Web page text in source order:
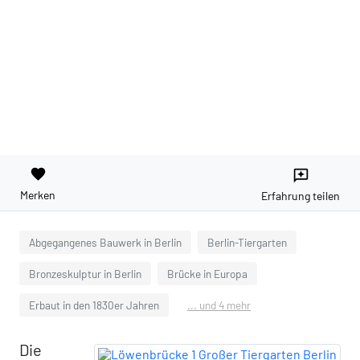
favorite
Merken
reviews
Erfahrung teilen
Abgegangenes Bauwerk in Berlin Berlin-Tiergarten
Bronzeskulptur in Berlin Brücke in Europa
Erbaut in den 1830er Jahren ... und 4 mehr
Die